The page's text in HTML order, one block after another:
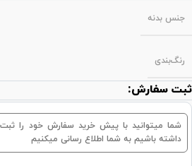
جنس بدنه
رنگ‌بندی
ثبت سفارش:
شما میتوانید با پیش خرید سفارش خود را
داشته باشیم به شما اطلاع رسانی میکنیم